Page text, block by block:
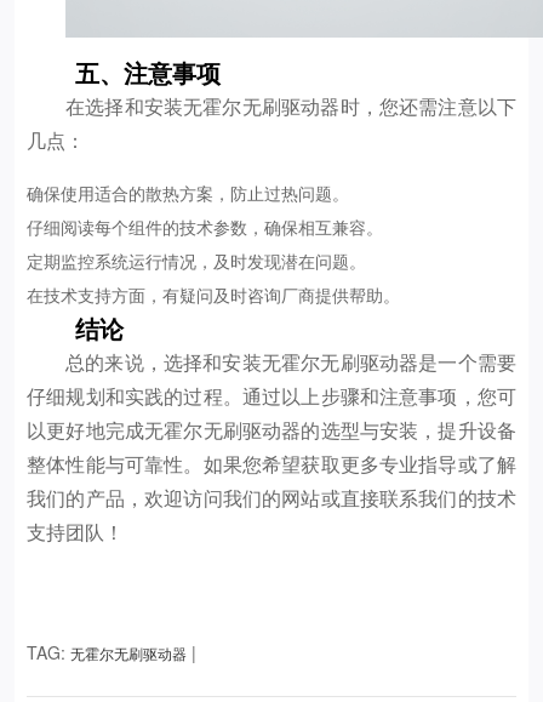
五、注意事项
在选择和安装无霍尔无刷驱动器时，您还需注意以下
几点：
确保使用适合的散热方案，防止过热问题。
仔细阅读每个组件的技术参数，确保相互兼容。
定期监控系统运行情况，及时发现潜在问题。
在技术支持方面，有疑问及时咨询厂商提供帮助。
结论
总的来说，选择和安装无霍尔无刷驱动器是一个需要
仔细规划和实践的过程。通过以上步骤和注意事项，您可
以更好地完成无霍尔无刷驱动器的选型与安装，提升设备
整体性能与可靠性。如果您希望获取更多专业指导或了解
我们的产品，欢迎访问我们的网站或直接联系我们的技术
支持团队！
TAG: 无霍尔无刷驱动器 |